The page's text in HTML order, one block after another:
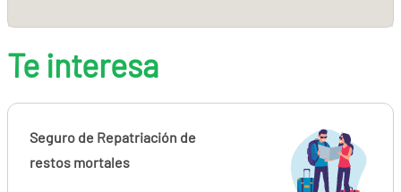
Te interesa
Seguro de Repatriación de
restos mortales